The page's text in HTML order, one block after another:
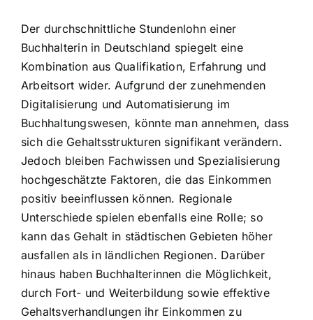
Der durchschnittliche Stundenlohn einer
Buchhalterin in Deutschland spiegelt eine
Kombination aus Qualifikation, Erfahrung und
Arbeitsort wider. Aufgrund der zunehmenden
Digitalisierung und Automatisierung im
Buchhaltungswesen, könnte man annehmen, dass
sich die Gehaltsstrukturen signifikant verändern.
Jedoch bleiben Fachwissen und Spezialisierung
hochgeschätzte Faktoren, die das Einkommen
positiv beeinflussen können. Regionale
Unterschiede spielen ebenfalls eine Rolle; so
kann das Gehalt in städtischen Gebieten höher
ausfallen als in ländlichen Regionen. Darüber
hinaus haben Buchhalterinnen die Möglichkeit,
durch Fort- und Weiterbildung sowie effektive
Gehaltsverhandlungen ihr Einkommen zu